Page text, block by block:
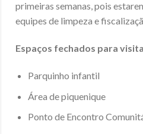
primeiras semanas, pois
equipes de limpeza e
Espaços fechados para
Parquinho infantil
Área de piquenique
Ponto de Encontro